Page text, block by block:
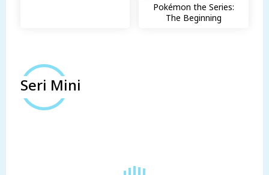
Pokémon the Series:
The Beginning
Seri Mini